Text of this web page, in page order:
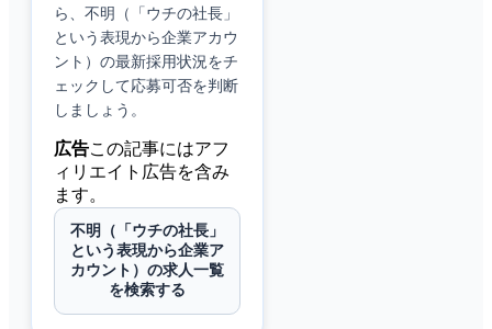
ら、 不明（「ウチの社長」
という表現から企業アカウ
ント） の最新採用状況をチ
ェックして応募可否を判断
しましょう。
広告この記事にはアフ
ィリエイト広告を含み
ます。
不明（「ウチの社長」
という表現から企業ア
カウント）の求人一覧
を検索する